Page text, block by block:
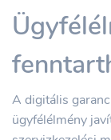
A digitális
ügyfélélmény